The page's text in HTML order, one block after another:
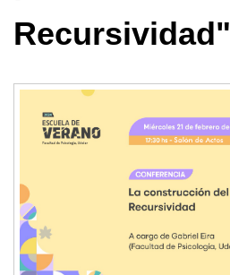
Recursividad"